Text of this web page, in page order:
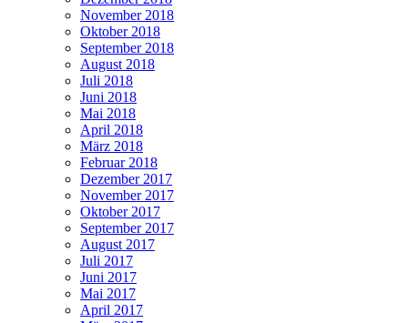
November 2018
Oktober 2018
September 2018
August 2018
Juli 2018
Juni 2018
Mai 2018
April 2018
März 2018
Februar 2018
Dezember 2017
November 2017
Oktober 2017
September 2017
August 2017
Juli 2017
Juni 2017
Mai 2017
April 2017